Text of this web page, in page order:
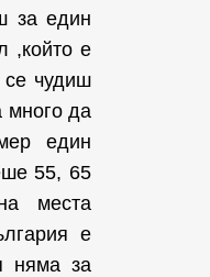
за един
,който е
се чудиш
много да
един
55, 65
места
е
няма за